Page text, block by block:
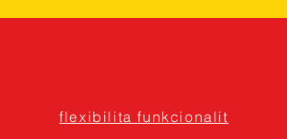
flexibilita funkcionalit